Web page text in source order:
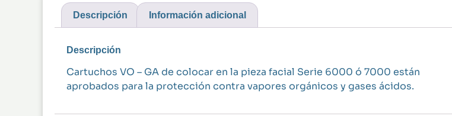
Descripción Información adicional
Descripción
Cartuchos VO – GA de colocar en la pieza facial Serie 6000 ó 7000 están
aprobados para la protección contra vapores orgánicos y gases ácidos.